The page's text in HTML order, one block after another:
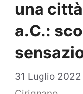
una
a.C.:
31 Luglio 2022